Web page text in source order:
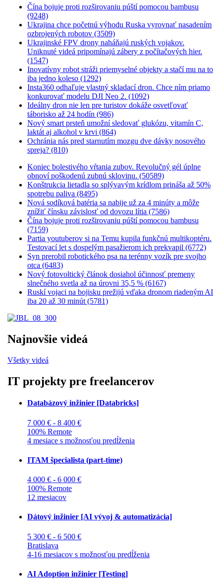
Čína bojuje proti rozširovaniu púští pomocou bambusu
(9248)
Ukrajina chce početnú výhodu Ruska vyrovnať nasadením
ozbrojených robotov (3509)
Ukrajinské FPV drony naháňajú ruských vojakov.
Uniknuté videá pripomínajú zábery z počítačových hier.
(1547)
Inovatívny robot stráži priemyselné objekty a stačí mu na to
iba jedno koleso (1292)
Insta360 odhaľuje vlastný skladací dron. Chce ním priamo
konkurovať modelu DJI Neo 2. (1092)
Ideálny dron nie len pre turistov dokáže osvetľovať
táborisko až 24 hodín (986)
Nový smart prsteň umožní sledovať glukózu, vitamín C,
laktát aj alkohol v krvi (864)
Ochránia nás pred starnutím mozgu dve dávky nosového
spreja? (810)
Koniec bolestivého vŕtania zubov. Revolučný gél úplne
obnoví poškodenú zubnú sklovinu. (50589)
Konštrukcia lietadla so splývavým krídlom prináša až 50%
spotrebu paliva (8495)
Nová sodíková batéria sa nabije už za 4 minúty a môže
znížiť čínsku závislosť od dovozu lítia (7586)
Čína bojuje proti rozširovaniu púští pomocou bambusu
(7159)
Partia youtuberov si na Temu kupila funkčnú multikoptéru.
Testovací let s dospelým pasažierom ich prekvapil (6772)
Syn prerobil robotického psa na terénny vozík pre svojho
otca (6483)
Nový fotovoltický článok dosiahol účinnosť premeny
slnečného svetla až na úrovni 35,5 % (6167)
Ruskí vojaci na bojisku prežijú vďaka dronom riadeným AI
iba 20 až 30 minút (5781)
Najnovšie videá
Všetky videá
IT projekty pre freelancerov
Databázový inžinier [Databricks]
7 000 € - 8 400 €
100% Remote
4 mesiace s možnosťou predĺženia
ITAM špecialista (part-time)
4 000 € - 6 000 €
100% Remote
12 mesiacov
Dátový inžinier [AI vývoj & automatizácia]
5 300 € - 6 500 €
Bratislava
4-16 mesiacov s možnosťou predĺženia
AI Adoption inžinier [Testing]